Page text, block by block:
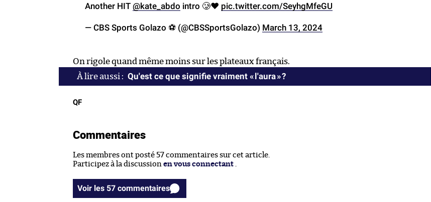
Another HIT @kate_abdo intro 🥲❤️ pic.twitter.com/SeyhgMfeGU
— CBS Sports Golazo ⚽️ (@CBSSportsGolazo) March 13, 2024
On rigole quand même moins sur les plateaux français.
Qu'est ce que signifie vraiment « l'aura » ?
QF
Commentaires
Les membres ont posté 57 commentaires sur cet article.
Participez à la discussion en vous connectant
Voir les 57 commentaires